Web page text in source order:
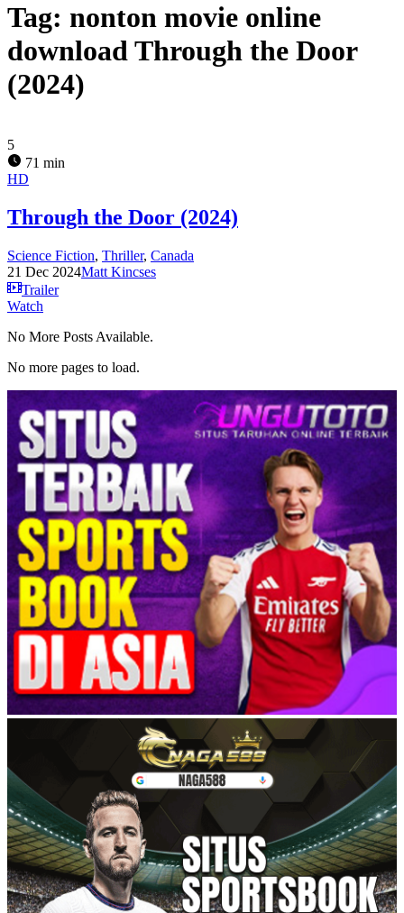
Tag: nonton movie online
download Through the Door
(2024)
5
71 min
HD
Through the Door (2024)
Science Fiction, Thriller, Canada
21 Dec 2024Matt Kincses
Trailer
Watch
No More Posts Available.
No more pages to load.